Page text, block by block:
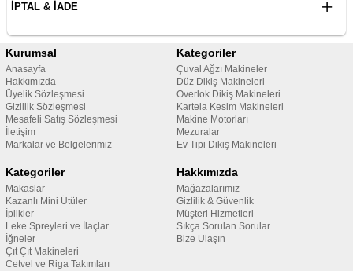
İPTAL & İADE
Kurumsal
Anasayfa
Hakkımızda
Üyelik Sözleşmesi
Gizlilik Sözleşmesi
Mesafeli Satış Sözleşmesi
İletişim
Markalar ve Belgelerimiz
Kategoriler
Çuval Ağzı Makineler
Düz Dikiş Makineleri
Overlok Dikiş Makineleri
Kartela Kesim Makineleri
Makine Motorları
Mezuralar
Ev Tipi Dikiş Makineleri
Kategoriler
Makaslar
Kazanlı Mini Ütüler
İplikler
Leke Spreyleri ve İlaçlar
İğneler
Çıt Çıt Makineleri
Cetvel ve Riga Takımları
Hakkımızda
Mağazalarımız
Gizlilik & Güvenlik
Müşteri Hizmetleri
Sıkça Sorulan Sorular
Bize Ulaşın